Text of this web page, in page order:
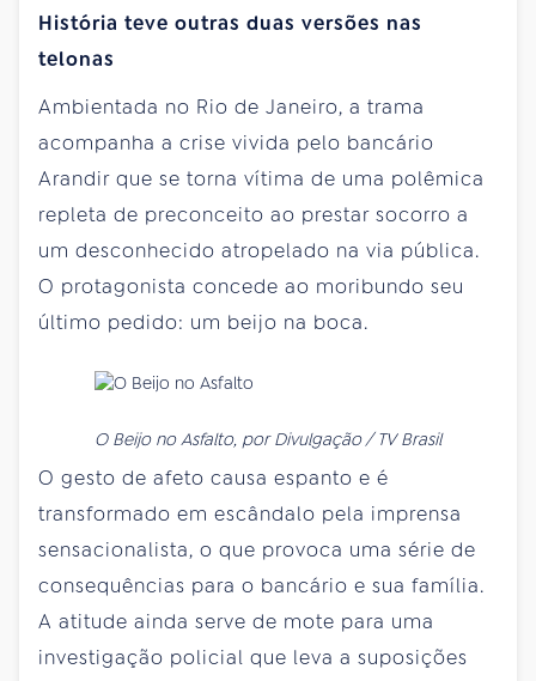
História teve outras duas versões nas
telonas
Ambientada no Rio de Janeiro, a trama
acompanha a crise vivida pelo bancário
Arandir que se torna vítima de uma polêmica
repleta de preconceito ao prestar socorro a
um desconhecido atropelado na via pública.
O protagonista concede ao moribundo seu
último pedido: um beijo na boca.
O Beijo no Asfalto, por Divulgação / TV Brasil
O gesto de afeto causa espanto e é
transformado em escândalo pela imprensa
sensacionalista, o que provoca uma série de
consequências para o bancário e sua família.
A atitude ainda serve de mote para uma
investigação policial que leva a suposições